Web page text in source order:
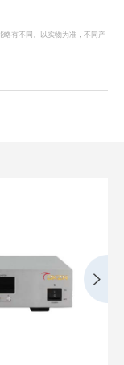
略有不同。以实物为准，不同产